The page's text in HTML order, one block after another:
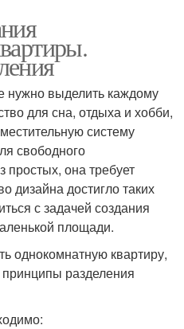
нужно выделить каждому
для сна, отдыха и хобби,
систему
свободного
простых, она требует
дизайна достигло таких
с задачей создания
площади.
однокомнатную квартиру,
разделения